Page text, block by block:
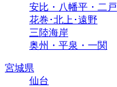
安比・八幡平・二戸
花巻･北上･遠野
三陸海岸
奥州・平泉・一関
宮城県
仙台